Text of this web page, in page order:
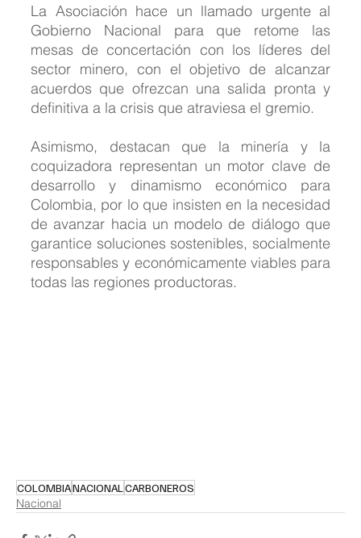
La Asociación hace un llamado urgente al
Gobierno Nacional para que retome las
mesas de concertación con los líderes del
sector minero, con el objetivo de alcanzar
acuerdos que ofrezcan una salida pronta y
definitiva a la crisis que atraviesa el gremio.
Asimismo, destacan que la minería y la
coquizadora representan un motor clave de
desarrollo y dinamismo económico para
Colombia, por lo que insisten en la necesidad
de avanzar hacia un modelo de diálogo que
garantice soluciones sostenibles, socialmente
responsables y económicamente viables para
todas las regiones productoras.
COLOMBIANACIONAL CARBONEROS
Nacional